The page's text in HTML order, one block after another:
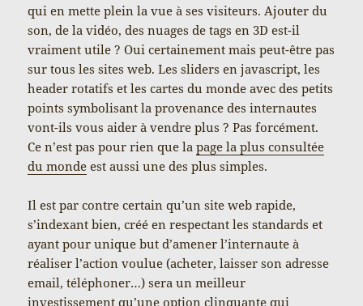
qui en mette plein la vue à ses visiteurs. Ajouter du
son, de la vidéo, des nuages de tags en 3D est-il
vraiment utile ? Oui certainement mais peut-être pas
sur tous les sites web. Les sliders en javascript, les
header rotatifs et les cartes du monde avec des petits
points symbolisant la provenance des internautes
vont-ils vous aider à vendre plus ? Pas forcément.
Ce n’est pas pour rien que lapage la plus consultée
du monde est aussi une des plus simples.
Il est par contre certain qu’un site web rapide,
s’indexant bien, créé en respectant les standards et
ayant pour unique but d’amener l’internaute à
réaliser l’action voulue (acheter, laisser son adresse
email, téléphoner…) sera un meilleur
investissement qu’une option clinquante qui